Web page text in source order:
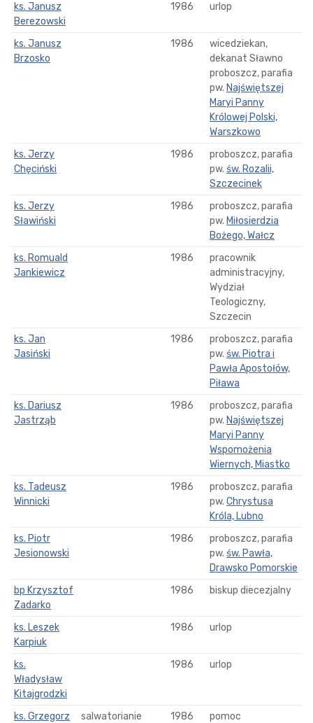
ks. Janusz
Berezowski
1986 urlop
ks. Janusz
Brzosko
1986
wicedziekan,
dekanat Sławno
proboszcz, parafia
pw. Najświętszej
Maryi Panny
Królowej Polski,
Warszkowo
ks. Jerzy
Chęciński
1986
proboszcz, parafia
pw. św. Rozalii,
Szczecinek
ks. Jerzy
Sławiński
1986
proboszcz, parafia
pw. Miłosierdzia
Bożego, Wałcz
ks. Romuald
Jankiewicz
1986
pracownik
administracyjny,
Wydział
Teologiczny,
Szczecin
ks. Jan
Jasiński
1986
proboszcz, parafia
pw. św. Piotra i
Pawła Apostołów,
Piława
ks. Dariusz
Jastrząb
1986
proboszcz, parafia
pw. Najświętszej
Maryi Panny
Wspomożenia
Wiernych, Miastko
ks. Tadeusz
Winnicki
1986
proboszcz, parafia
pw. Chrystusa
Króla, Lubno
ks. Piotr
Jesionowski
1986
proboszcz, parafia
pw. św. Pawła,
Drawsko Pomorskie
bp Krzysztof
Zadarko
1986 biskup diecezjalny
ks. Leszek
Karpiuk
1986 urlop
ks.
Władysław
Kitajgrodzki
1986 urlop
ks. Grzegorz
salwatorianie 1986
pomoc